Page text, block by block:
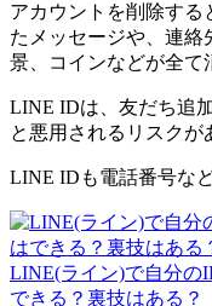
アカウントを削除する
たメッセージや、連
景、コインなどが全て
LINE IDは、友だち追
と悪用されるリスクが
LINE IDも電話番号な
LINE(ライン)で自分の
できる？裏技はある？